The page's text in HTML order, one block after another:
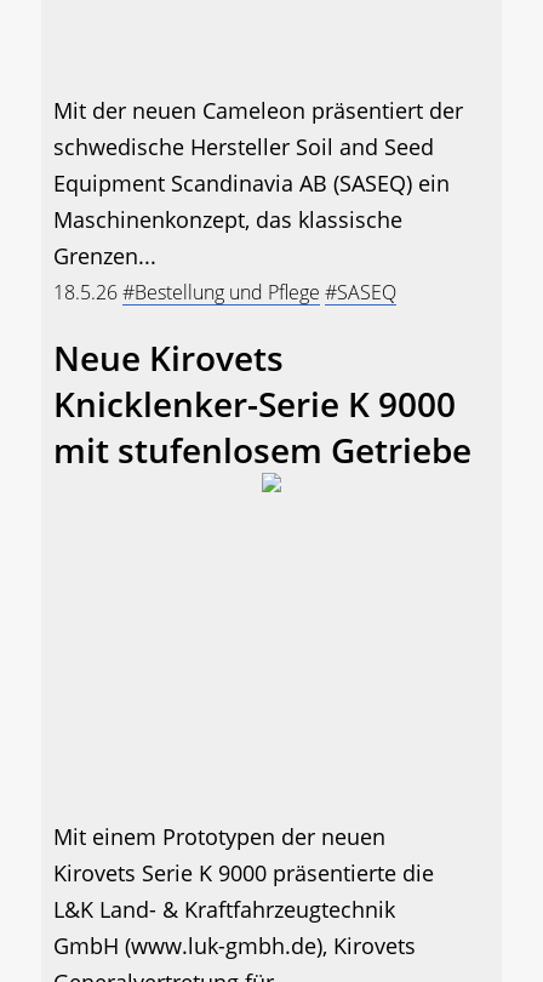
Mit der neuen Cameleon präsentiert der
schwedische Hersteller Soil and Seed
Equipment Scandinavia AB (SASEQ) ein
Maschinenkonzept, das klassische
Grenzen...
18.5.26#Bestellung und Pflege #SASEQ
Neue Kirovets
Knicklenker-Serie K 9000
mit stufenlosem Getriebe
Mit einem Prototypen der neuen
Kirovets Serie K 9000 präsentierte die
L&K Land- & Kraftfahrzeugtechnik
GmbH (www.luk-gmbh.de), Kirovets